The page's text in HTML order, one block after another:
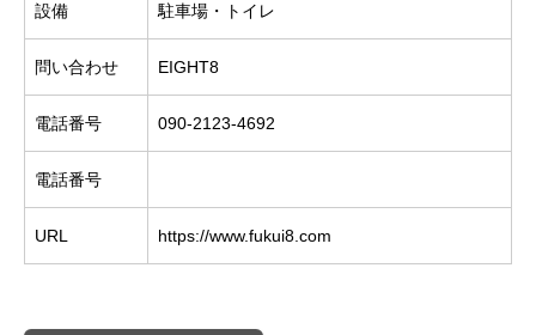
設備 駐車場・トイレ
問い合わせ EIGHT8
電話番号 090-2123-4692
電話番号
URL https://www.fukui8.com